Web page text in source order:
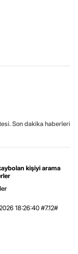
Son dakika haberleri
kişiyi arama
18:26:40 #7.12#